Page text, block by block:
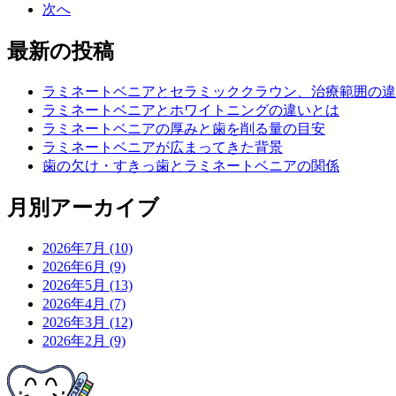
次へ
最新の投稿
ラミネートベニアとセラミッククラウン、治療範囲の
ラミネートベニアとホワイトニングの違いとは
ラミネートベニアの厚みと歯を削る量の目安
ラミネートベニアが広まってきた背景
歯の欠け・すきっ歯とラミネートベニアの関係
月別アーカイブ
2026年7月 (10)
2026年6月 (9)
2026年5月 (13)
2026年4月 (7)
2026年3月 (12)
2026年2月 (9)